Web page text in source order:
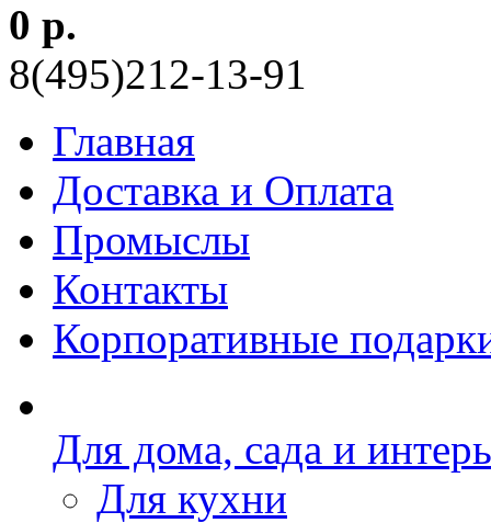
0 р.
8(495)212-13-91
Главная
Доставка и Оплата
Промыслы
Контакты
Корпоративные
Для дома, сада и
Для кухни